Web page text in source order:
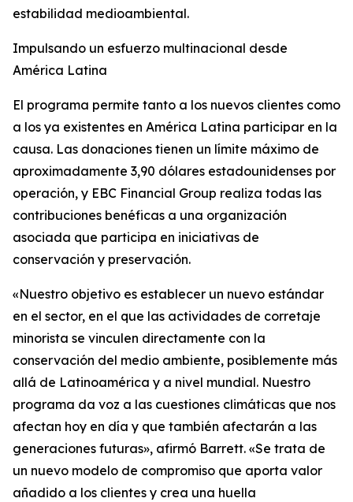
estabilidad medioambiental.
Impulsando un esfuerzo multinacional desde
América Latina
El programa permite tanto a los nuevos clientes como
a los ya existentes en América Latina participar en la
causa. Las donaciones tienen un límite máximo de
aproximadamente 3,90 dólares estadounidenses por
operación, y EBC Financial Group realiza todas las
contribuciones benéficas a una organización
asociada que participa en iniciativas de
conservación y preservación.
«Nuestro objetivo es establecer un nuevo estándar
en el sector, en el que las actividades de corretaje
minorista se vinculen directamente con la
conservación del medio ambiente, posiblemente más
allá de Latinoamérica y a nivel mundial. Nuestro
programa da voz a las cuestiones climáticas que nos
afectan hoy en día y que también afectarán a las
generaciones futuras», afirmó Barrett. «Se trata de
un nuevo modelo de compromiso que aporta valor
añadido a los clientes y crea una huella